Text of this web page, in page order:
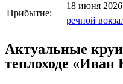
Прибытие:
18 июня
речной
Актуальные
теплоходе «Иван